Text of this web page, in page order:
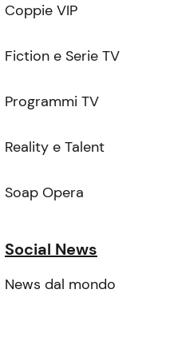
Coppie VIP
Fiction e Serie TV
Programmi TV
Reality e Talent
Soap Opera
Social News
News dal mondo